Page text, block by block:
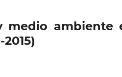
medio ambiente